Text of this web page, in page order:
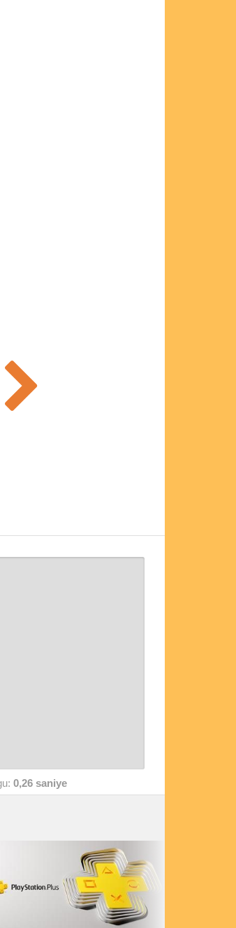
0,26 saniye